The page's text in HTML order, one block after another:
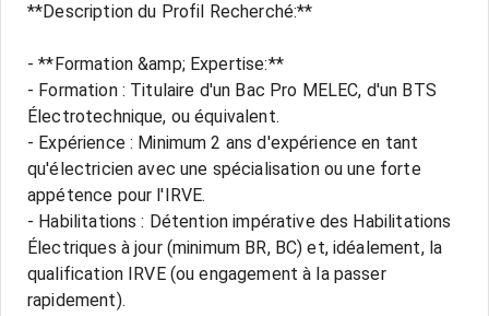
**Description du Profil Recherché:**
- **Formation &amp; Expertise:**
- Formation : Titulaire d'un Bac Pro MELEC, d'un BTS
Électrotechnique, ou équivalent.
- Expérience : Minimum 2 ans d'expérience en tant
qu'électricien avec une spécialisation ou une forte
appétence pour l'IRVE.
- Habilitations : Détention impérative des Habilitations
Électriques à jour (minimum BR, BC) et, idéalement, la
qualification IRVE (ou engagement à la passer
rapidement).